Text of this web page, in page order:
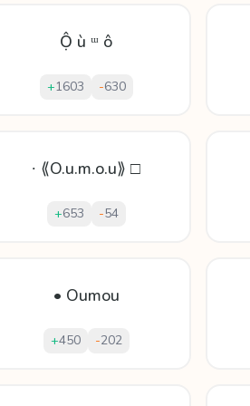
Ộ ù ᵚ ô
+1603 -630
∙ ⟪O.u.m.o.u⟫ □
+653 -54
• Oumou
+450 -202